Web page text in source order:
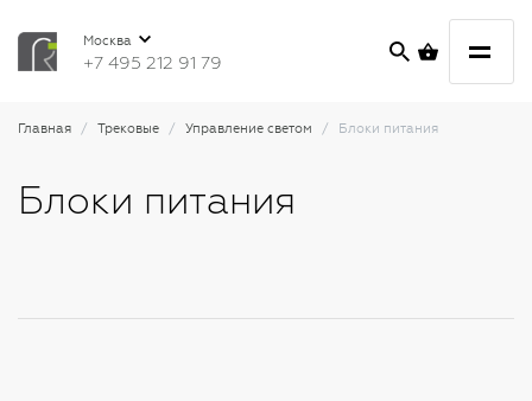
Москва
+7 495 212 91 79
Главная Трековые Управление светом Блоки питания
Блоки питания